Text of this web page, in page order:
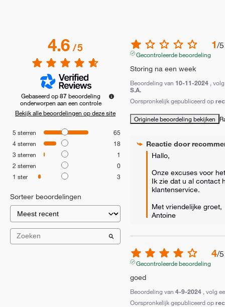
4.6/5
Gebaseerd op87beoordeling
onderworpen aan een controle
Bekijk alle beoordelingen op deze site
5 sterren
65
4sterren
18
3 sterren
1
2 sterren
0
1 ster 3
Sorteer beoordelingen
1/5
Gecontroleerde beoordeling
Storing na een week
Beoordeling van 10-11-2024 ,
S.A.
Oorspronkelijk gepubliceerd op
Originele beoordeling bekijken
Reactie door
Hallo,
Onze excuses voor
Ik zie dat u al contact
klantenservice.
Met vriendelijke groet,
Antoine
4/5
Gecontroleerde beoordeling
goed
Beoordeling van 4-9-2024 , volg
Oorspronkelijk gepubliceerd op